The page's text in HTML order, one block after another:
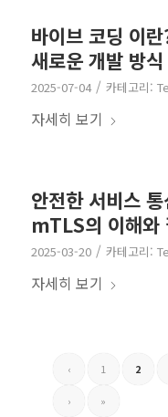
바이브 코딩 이
새로운 개발 방식
2025-07-04 / 카테고리:
자세히 보기
안전한 서비스
mTLS의 이해와
2025-03-20 / 카테고리:
자세히 보기
‹ 1 2
› »